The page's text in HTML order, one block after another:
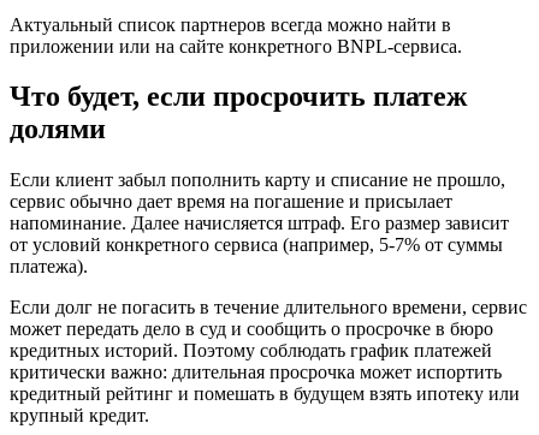
Актуальный список партнеров всегда можно найти в
приложении или на сайте конкретного BNPL-сервиса.
Что будет, если просрочить платеж
долями
Если клиент забыл пополнить карту и списание не прошло,
сервис обычно дает время на погашение и присылает
напоминание. Далее начисляется штраф. Его размер зависит
от условий конкретного сервиса (например, 5-7% от суммы
платежа).
Если долг не погасить в течение длительного времени, сервис
может передать дело в суд и сообщить о просрочке в бюро
кредитных историй. Поэтому соблюдать график платежей
критически важно: длительная просрочка может испортить
кредитный рейтинг и помешать в будущем взять ипотеку или
крупный кредит.